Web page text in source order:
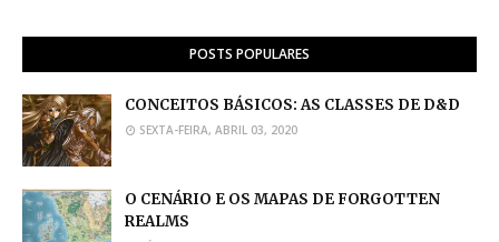
POSTS POPULARES
CONCEITOS BÁSICOS: AS CLASSES DE D&D
SEXTA-FEIRA, ABRIL 03, 2020
O CENÁRIO E OS MAPAS DE FORGOTTEN
REALMS